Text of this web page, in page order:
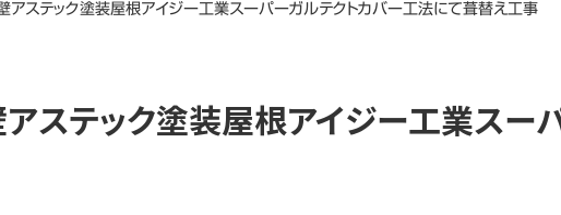
アステック塗装屋根アイジー工業スーパーガルテクトカバー工法にて葺替え工事
ステック塗装屋根アイジー工業スー